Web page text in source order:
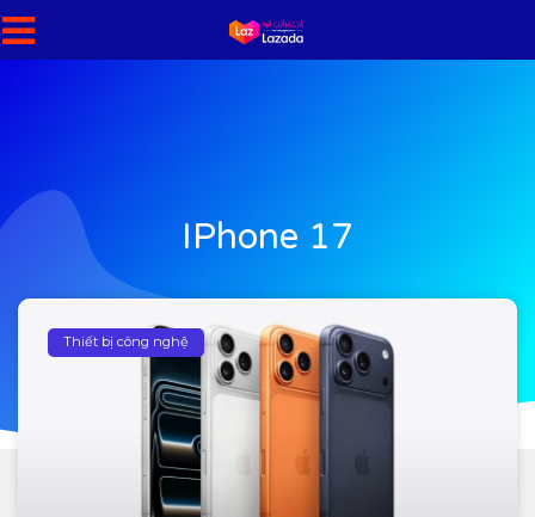
IPhone 17
Thiết bị công nghệ